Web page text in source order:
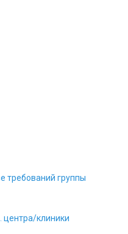
требований группы
центра/клиники